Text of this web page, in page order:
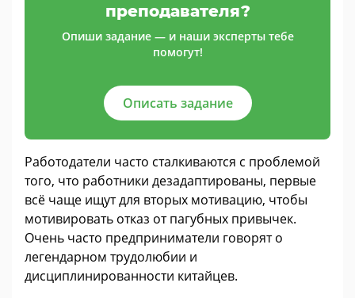
преподавателя?
Опиши задание — и наши эксперты тебе
помогут!
Описать задание
Работодатели часто сталкиваются с проблемой
того, что работники дезадаптированы, первые
всё чаще ищут для вторых мотивацию, чтобы
мотивировать отказ от пагубных привычек.
Очень часто предприниматели говорят о
легендарном трудолюбии и
дисциплинированности китайцев.